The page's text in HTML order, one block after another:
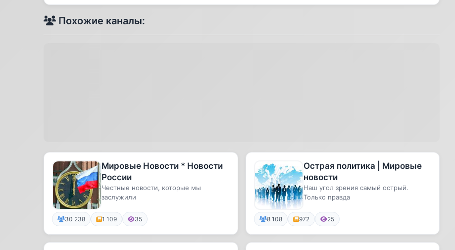
Похожие каналы:
Мировые Новости * Новости
России
Честные новости, которые мы
заслужили
30 238 1 109 35
Острая политика | Мировые
новости
Наш угол зрения самый острый.
Только правда
8 108 972 25